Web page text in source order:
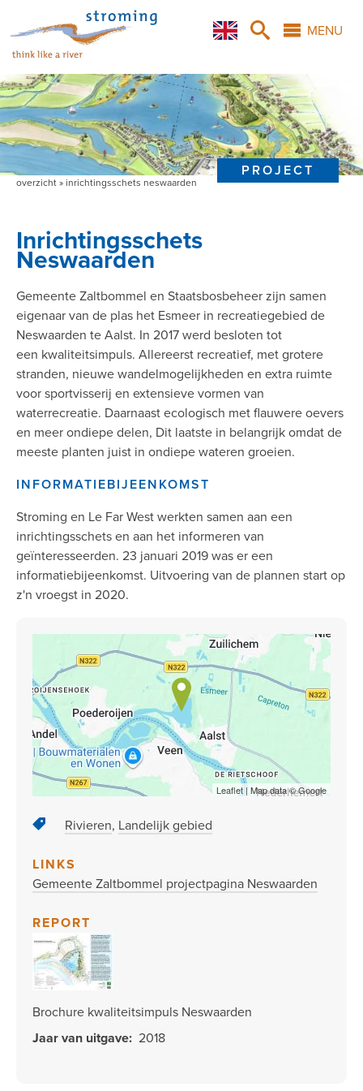
naar
inhoud
gaan
main
search
MENU
X
PROJECT
overzicht inrichtingsschets neswaarden
Inrichtingsschets
Neswaarden
Gemeente Zaltbommel en Staatsbosbeheer zijn samen
eigenaar van de plas het Esmeer in recreatiegebied de
Neswaarden te Aalst. In 2017 werd besloten tot
een kwaliteitsimpuls. Allereerst recreatief, met grotere
stranden, nieuwe wandelmogelijkheden en extra ruimte
voor sportvisserij en extensieve vormen van
waterrecreatie. Daarnaast ecologisch met flauwere oevers
en meer ondiepe delen, Dit laatste in belangrijk omdat de
meeste planten juist in ondiepe wateren groeien.
INFORMATIEBIJEENKOMST
Stroming en Le Far West werkten samen aan een
inrichtingsschets en aan het informeren van
geïnteresseerden. 23 januari 2019 was er een
informatiebijeenkomst. Uitvoering van de plannen start op
z'n vroegst in 2020.
Leaflet | Map data ©Google
Rivieren Landelijk gebied
LINKS
Gemeente Zaltbommel projectpagina Neswaarden
REPORT
Brochure kwaliteitsimpuls Neswaarden
Jaar van uitgave 2018